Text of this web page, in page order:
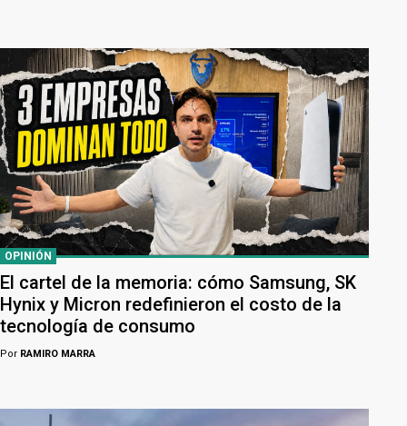
OPINIÓN
El cartel de la memoria: cómo Samsung, SK
Hynix y Micron redefinieron el costo de la
tecnología de consumo
Por RAMIRO MARRA